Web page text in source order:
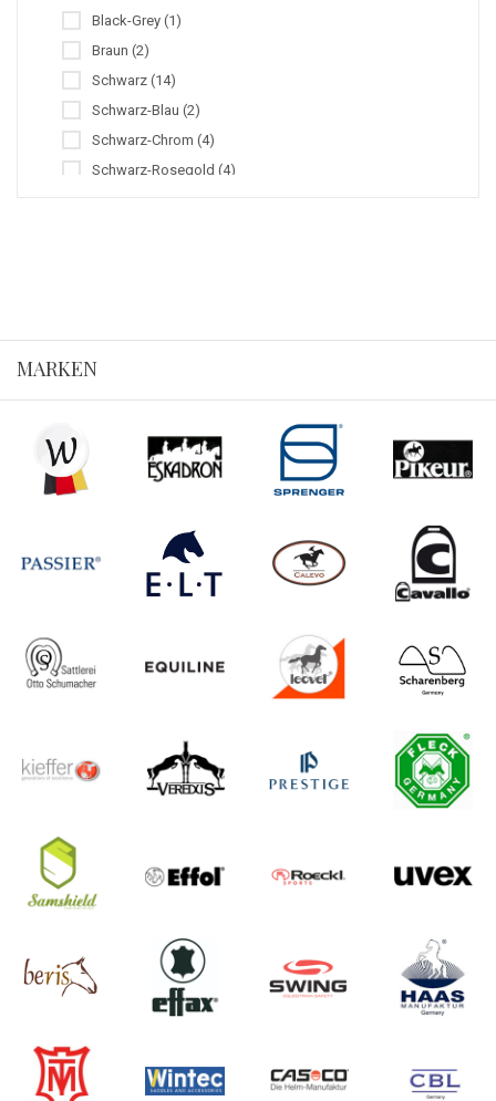
Black-Grey (1)
Braun (2)
Schwarz (14)
Schwarz-Blau (2)
Schwarz-Chrom (4)
Schwarz-Rosegold (4)
MARKEN